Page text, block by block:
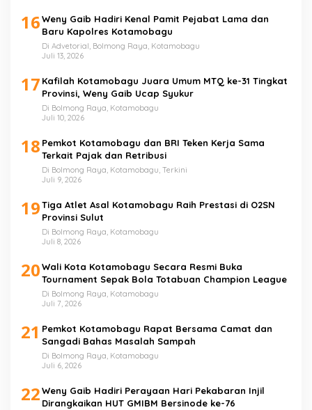
16Weny Gaib Hadiri Kenal Pamit Pejabat Lama dan
Baru Kapolres Kotamobagu
Di Advetorial, Bolmong Raya, Kotamobagu
Juli 13, 2026
17 Kafilah Kotamobagu Juara Umum MTQ ke-31 Tingkat
Provinsi, Weny Gaib Ucap Syukur
Di Bolmong Raya, Kotamobagu
Juli 10, 2026
18 Pemkot Kotamobagu dan BRI Teken Kerja Sama
Terkait Pajak dan Retribusi
Di Bolmong Raya, Kotamobagu, Terkini
Juli 9, 2026
19Tiga Atlet Asal Kotamobagu Raih Prestasi di O2SN
Provinsi Sulut
Di Bolmong Raya, Kotamobagu
Juli 8, 2026
20Wali Kota Kotamobagu Secara Resmi Buka
Tournament Sepak Bola Totabuan Champion League
Di Bolmong Raya, Kotamobagu
Juli 7, 2026
21 Pemkot Kotamobagu Rapat Bersama Camat dan
Sangadi Bahas Masalah Sampah
Di Bolmong Raya, Kotamobagu
Juli 6, 2026
22Weny Gaib Hadiri Perayaan Hari Pekabaran Injil
Dirangkaikan HUT GMIBM Bersinode ke-76